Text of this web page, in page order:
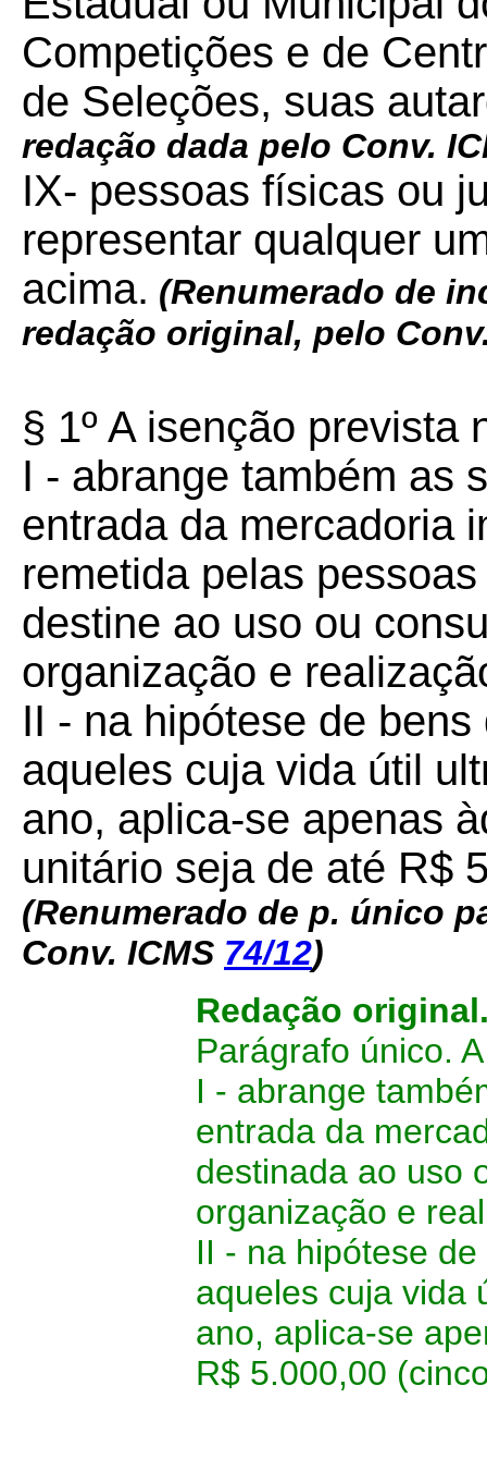
Competições e de
de Seleções, suas
redação dada pelo Conv.
IX- pessoas físicas ou
representar qualquer
acima. (Renumerado de
redação original, pelo
§ 1º A isenção prevista
I - abrange também as
entrada da mercadoria
remetida pelas
destine ao uso ou
organização e
II - na hipótese de
aqueles cuja vida útil
ano, aplica-se apenas
unitário seja de até R$
(Renumerado de p. único
Conv. ICMS 74/12)
Redação
Parágrafo único.
I - abrange
entrada da
destinada ao uso
organização e
II - na hipótese
aqueles cuja vida
ano, aplica-se
R$ 5.000,00